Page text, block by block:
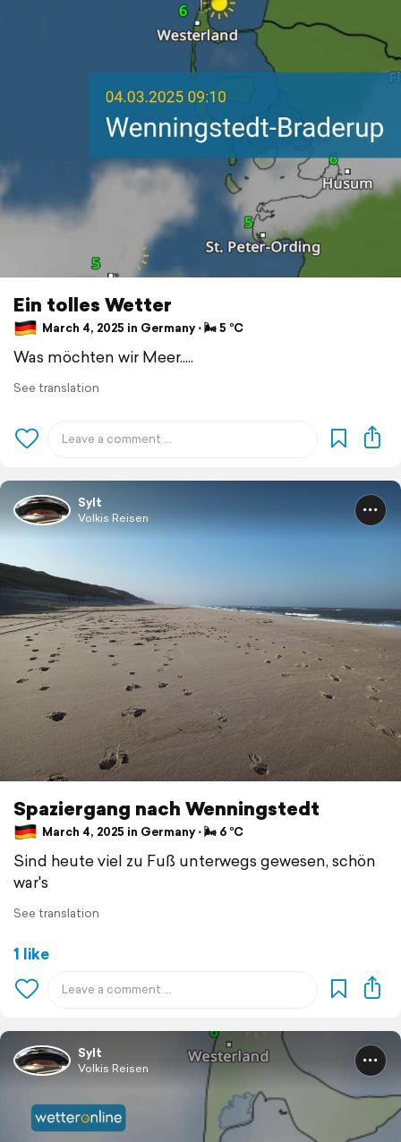
Ein tolles Wetter
March 4, 2025 in Germany ⋅ 🌬 5 °C
Was möchten wir Meer.....
See translation
Sylt
Volkis Reisen
Spaziergang nach Wenningstedt
March 4, 2025 in Germany ⋅ 🌬 6 °C
Sind heute viel zu Fuß unterwegs gewesen, schön
war's
See translation
1 like
Sylt
Volkis Reisen